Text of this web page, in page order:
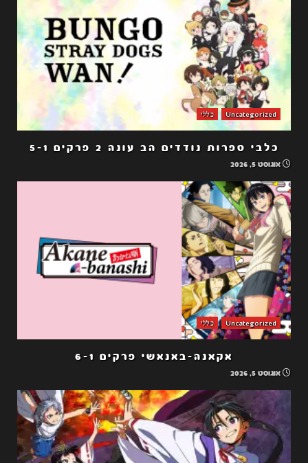
Uncategorized כללי
כלבי ספרות נודדים הב עונה 2 פרקים 5-1
אוגוסט 5, 2026
Uncategorized כללי
אקאנה-באנאשי פרקים 6-1
אוגוסט 5, 2026